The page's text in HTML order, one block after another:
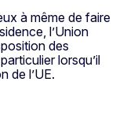
à même de faire
l’Union
des
lorsqu’il
de l’UE.